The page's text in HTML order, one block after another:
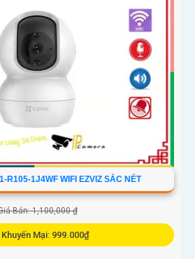
R105-1J4WF WIFI EZVIZ SẮC NÉT
Bán: 1,100,000 ₫
Khuyến Mại: 999.000₫